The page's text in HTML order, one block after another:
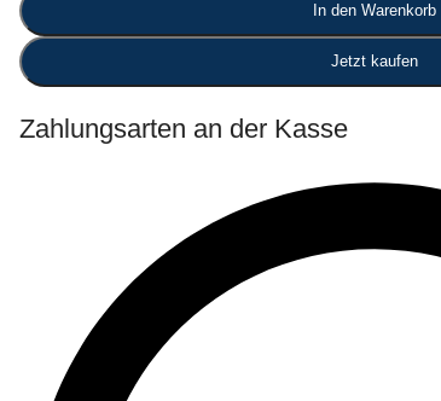
In den Warenkorb
Jetzt kaufen
Zahlungsarten an der Kasse